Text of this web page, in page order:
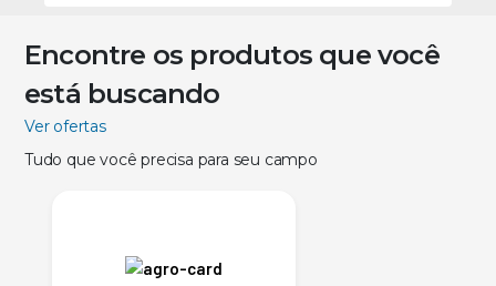
Encontre os produtos que você
está buscando
Ver ofertas
Tudo que você precisa para seu campo